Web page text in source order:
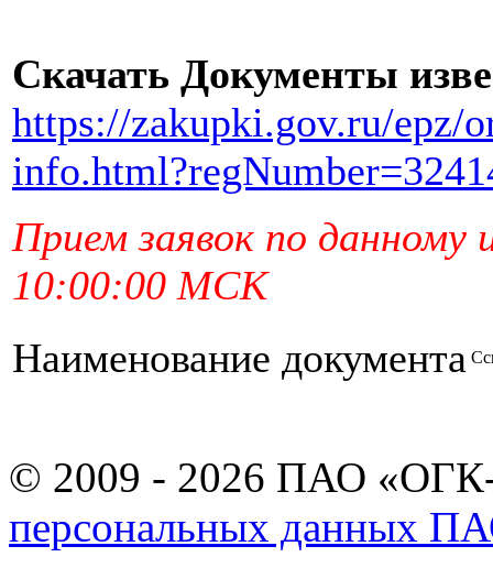
Скачать Документы
https://zakupki.gov.ru/epz/
Прием заявок по данному
10:00:00 МСК
Наименование документа
© 2009 - 2026 ПАО
персональных данных